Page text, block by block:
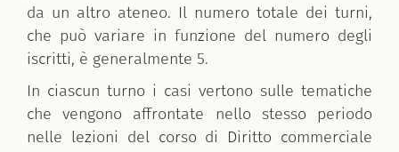
da un altro ateneo. Il numero totale dei turni,
che può variare in funzione del numero degli
iscritti, è generalmente 5.
In ciascun turno i casi vertono sulle tematiche
che vengono affrontate nello stesso periodo
nelle lezioni del corso di Diritto commerciale